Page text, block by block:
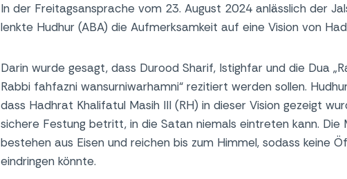
In der Freitagsansprache vom 23. August 2024 anlässlich der
lenkte Hudhur (ABA) die Aufmerksamkeit auf eine Vision von
Darin wurde gesagt, dass Durood Sharif, Istighfar und die Dua
Rabbi fahfazni wansurniwarhamni“ rezitiert werden sollen.
dass Hadhrat Khalifatul Masih III (RH) in dieser Vision gezeigt
sichere Festung betritt, in die Satan niemals eintreten kann. Die
bestehen aus Eisen und reichen bis zum Himmel, sodass keine
eindringen könnte.